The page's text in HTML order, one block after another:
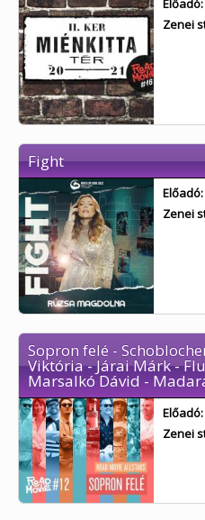
Előadó:
Zenei
Fight
Előadó:
Zenei
Sopron felé -
Viktória - Járai Márk -
Marsalkó Dávid -
Előadó:
Zenei